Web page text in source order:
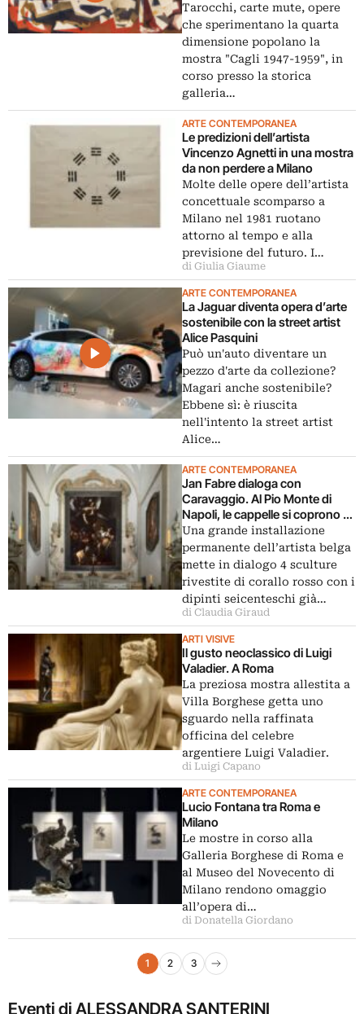
Tarocchi, carte mute, opere
che sperimentano la quarta
dimensione popolano la
mostra "Cagli 1947-1959", in
corso presso la storica
galleria…
ARTE CONTEMPORANEA
Le predizioni dell’artista
Vincenzo Agnetti in una mostra
da non perdere a Milano
Molte delle opere dell’artista
concettuale scomparso a
Milano nel 1981 ruotano
attorno al tempo e alla
previsione del futuro. I…
di Giulia Giaume
ARTE CONTEMPORANEA
La Jaguar diventa opera d’arte
sostenibile con la street artist
Alice Pasquini
Può un'auto diventare un
pezzo d'arte da collezione?
Magari anche sostenibile?
Ebbene sì: è riuscita
nell'intento la street artist
Alice…
ARTE CONTEMPORANEA
Jan Fabre dialoga con
Caravaggio. Al Pio Monte di
Napoli, le cappelle si coprono di
corallo rosso
Una grande installazione
permanente dell’artista belga
mette in dialogo 4 sculture
rivestite di corallo rosso con i
dipinti seicenteschi già…
di Claudia Giraud
ARTI VISIVE
Il gusto neoclassico di Luigi
Valadier. A Roma
La preziosa mostra allestita a
Villa Borghese getta uno
sguardo nella raffinata
officina del celebre
argentiere Luigi Valadier.
di Luigi Capano
ARTE CONTEMPORANEA
Lucio Fontana tra Roma e
Milano
Le mostre in corso alla
Galleria Borghese di Roma e
al Museo del Novecento di
Milano rendono omaggio
all’opera di…
di Donatella Giordano
Navigazione articoli
1 2 3
Pagina successiva
Eventi di ALESSANDRA SANTERINI